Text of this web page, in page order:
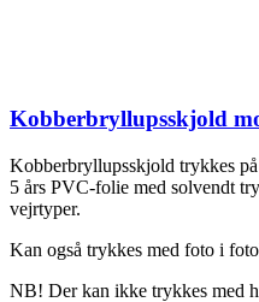
Kobberbryllupsskjold
Kobberbryllupsskjold trykkes
5 års PVC-folie med solvendt
vejrtyper.
Kan også trykkes med foto i
NB! Der kan ikke trykkes med